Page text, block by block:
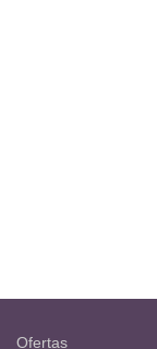
Ofertas